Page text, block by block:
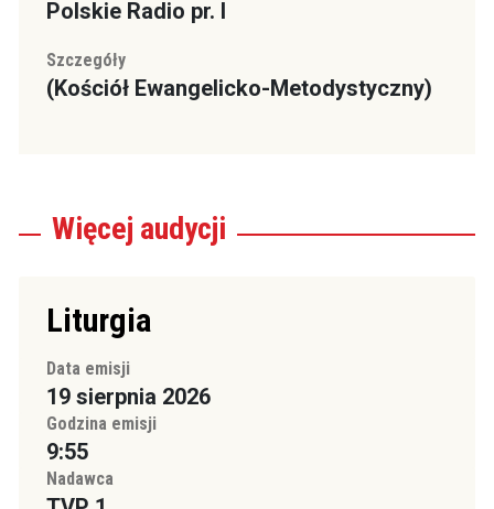
Polskie Radio pr. I
Szczegóły
(Kościół Ewangelicko-Metodystyczny)
Więcej audycji
Liturgia
Data emisji
19 sierpnia 2026
Godzina emisji
9:55
Nadawca